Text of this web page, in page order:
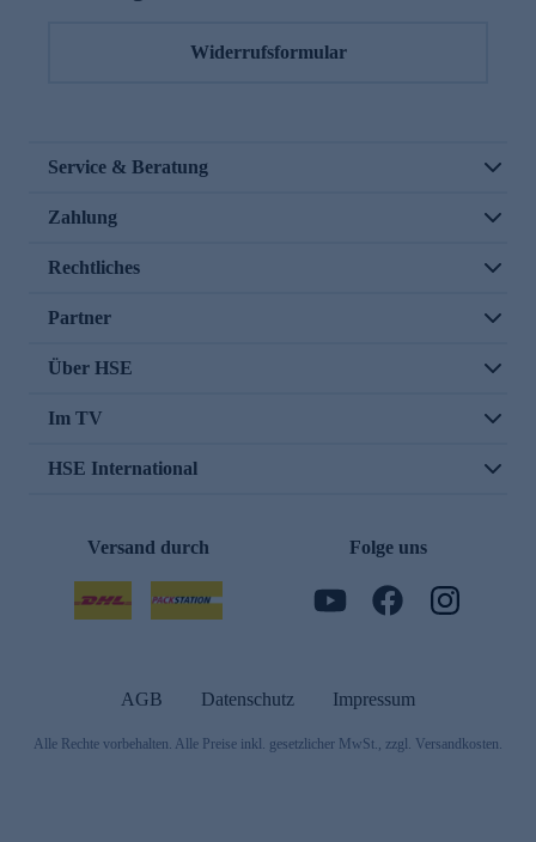
Widerrufsformular
Service & Beratung
Zahlung
Rechtliches
Partner
Über HSE
Im TV
HSE International
Versand durch Folge uns
AGB Datenschutz Impressum
Alle Rechte vorbehalten. Alle Preise inkl. gesetzlicher MwSt., zzgl. Versandkosten.